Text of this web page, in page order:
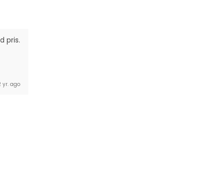
pris.
yr. ago